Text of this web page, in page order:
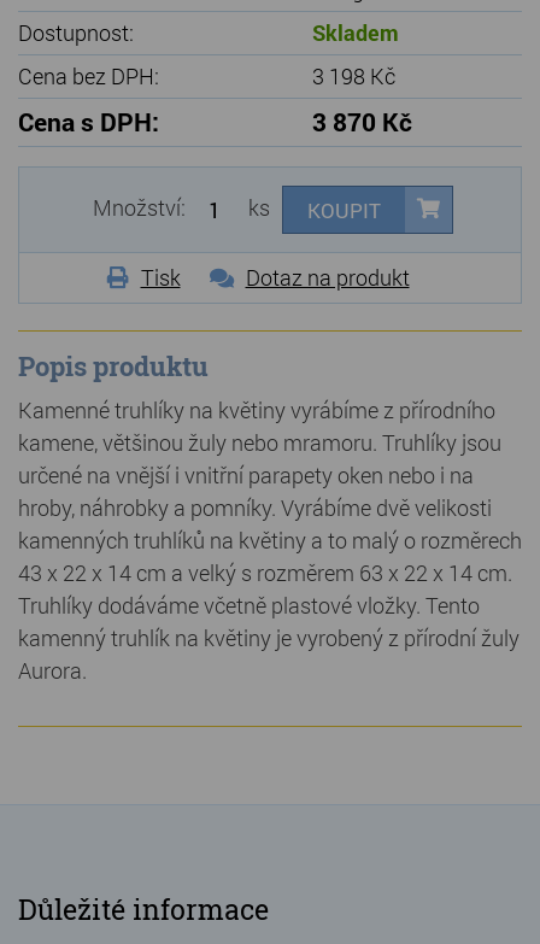
Dostupnost:
Skladem
Cena bez DPH:
3 198 Kč
Cena s DPH: 3 870 Kč
Množství: ks KOUPIT
Tisk Dotaz na produkt
Popis produktu
Kamenné truhlíky na květiny vyrábíme z přírodního
kamene, většinou žuly nebo mramoru. Truhlíky jsou
určené na vnější i vnitřní parapety oken nebo i na
hroby, náhrobky a pomníky. Vyrábíme dvě velikosti
kamenných truhlíků na květiny a to malý o rozměrech
43 x 22 x 14 cm a velký s rozměrem 63 x 22 x 14 cm.
Truhlíky dodáváme včetně plastové vložky. Tento
kamenný truhlík na květiny je vyrobený z přírodní žuly
Aurora.
Důležité informace